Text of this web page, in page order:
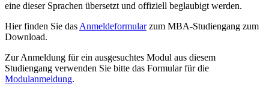
eine dieser Sprachen übersetzt und offiziell beglaubigt werden.
Hier finden Sie das Anmeldeformularzum MBA-Studiengang zum
Download.
Zur Anmeldung für ein ausgesuchtes Modul aus diesem
Studiengang verwenden Sie bitte das Formular für die
Modulanmeldung.